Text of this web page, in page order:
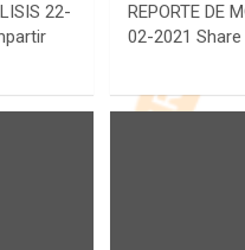
22-
REPORTE DE
02-2021